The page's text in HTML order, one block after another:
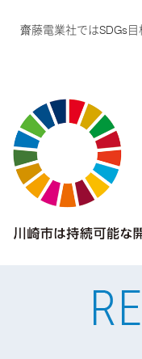
齋藤電業社ではSDGs